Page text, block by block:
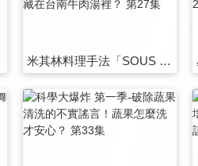
米其林料理手法「SOUS VIDE」其實也藏在台南牛肉湯裡？ 第27集